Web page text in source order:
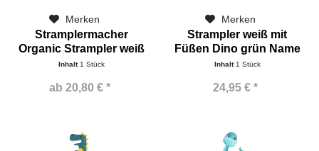
Merken
Stramplermacher
Organic Strampler weiß
ohne...
Inhalt1 Stück
ab 20,80 € *
Merken
Strampler weiß mit
Füßen Dino grün Name
Inhalt1 Stück
24,95 € *